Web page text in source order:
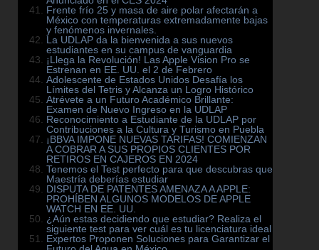
Frente frío 25 y masa de aire polar afectarán a
México con temperaturas extremadamente bajas
y fenómenos invernales.
La UDLAP da la bienvenida a sus nuevos
estudiantes en su campus de vanguardia
¡Llega la Revolución! Las Apple Vision Pro se
Estrenan en EE. UU. el 2 de Febrero
Adolescente de Estados Unidos Desafía los
Límites del Tetris y Alcanza un Logro Histórico
Atrévete a un Futuro Académico Brillante:
Examen de Nuevo Ingreso en la UDLAP
Reconocimiento a Estudiante de la UDLAP por
Contribuciones a la Cultura y Turismo en Puebla
¡BBVA IMPONE NUEVAS TARIFAS! COMIENZAN
A COBRAR A SUS PROPIOS CLIENTES POR
RETIROS EN CAJEROS EN 2024
Tenemos el Test perfecto para que descubras que
Maestría deberías estudiar
DISPUTA DE PATENTES AMENAZA A APPLE:
PROHÍBEN ALGUNOS MODELOS DE APPLE
WATCH EN EE. UU.
¿Aún estas decidiendo que estudiar? Realiza el
siguiente test para ver cuál es tu licenciatura ideal
Expertos Proponen Soluciones para Garantizar el